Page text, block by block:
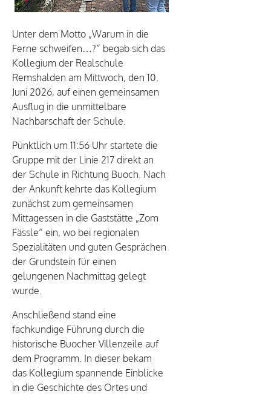
Unter dem Motto „Warum in die
Ferne schweifen…?“ begab sich das
Kollegium der Realschule
Remshalden am Mittwoch, den 10.
Juni 2026, auf einen gemeinsamen
Ausflug in die unmittelbare
Nachbarschaft der Schule.
Pünktlich um 11:56 Uhr startete die
Gruppe mit der Linie 217 direkt an
der Schule in Richtung Buoch. Nach
der Ankunft kehrte das Kollegium
zunächst zum gemeinsamen
Mittagessen in die Gaststätte „Zom
Fässle“ ein, wo bei regionalen
Spezialitäten und guten Gesprächen
der Grundstein für einen
gelungenen Nachmittag gelegt
wurde.
Anschließend stand eine
fachkundige Führung durch die
historische Buocher Villenzeile auf
dem Programm. In dieser bekam
das Kollegium spannende Einblicke
in die Geschichte des Ortes und